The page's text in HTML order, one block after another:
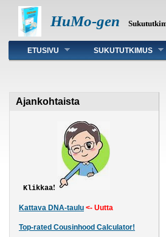
HuMo-gen
Päävalikko
ETUSIVU SUKUTUTKIMUS
Ajankohtaista
Klikkaa!
Kattava DNA-taulu <- Uutta
Top-rated Cousinhood Calculator!